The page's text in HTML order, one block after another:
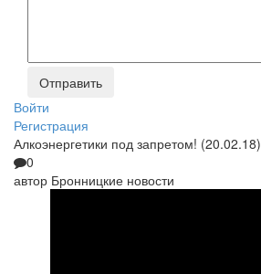
Войти
Регистрация
Алкоэнергетики под запретом! (20.02.18)
0
автор Бронницкие новости